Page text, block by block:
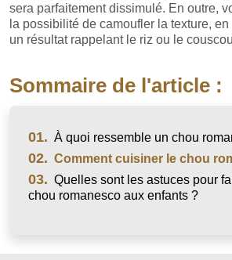
sera parfaitement dissimulé. En outre,
la possibilité de camoufler la texture,
un résultat rappelant le riz ou le
Sommaire de l'article :
01. À quoi ressemble un chou
02. Comment cuisiner le chou
03. Quelles sont les astuces pour
chou romanesco aux enfants ?